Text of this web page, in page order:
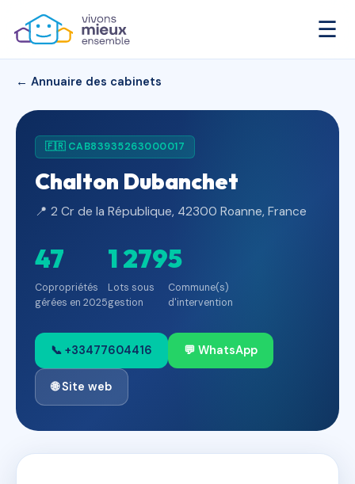
☰
← Annuaire des cabinets
🇫🇷 CAB83935263000017
Chalton Dubanchet
📍 2 Cr de la République, 42300 Roanne, France
47
Copropriétés
gérées en 2025
1 279
Lots sous
gestion
5
Commune(s)
d'intervention
📞 +33477604416 💬 WhatsApp
🌐 Site web